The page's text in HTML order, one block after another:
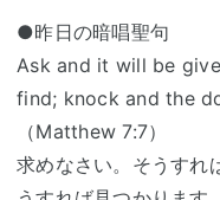
●昨日の暗唱聖句
Ask and it will be
find; knock and the
（Matthew 7:7）
求めなさい。そうすれ